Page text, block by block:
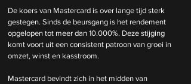
De koers van Mastercard is over lange tijd sterk
gestegen. Sinds de beursgang is het rendement
opgelopen tot meer dan 10.000%. Deze stijging
komt voort uit een consistent patroon van groei in
omzet, winst en kasstroom.
Mastercard bevindt zich in het midden van